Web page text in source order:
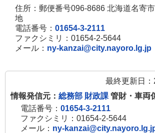
住所：郵便番号096-8686 北海道名寄
地
電話番号： 01654-3-2111
ファクシミリ：01654-2-5644
メール： ny-kanzai@city.nayoro.lg.jp
最終更新日
情報発信元： 総務部 財政課 管財・車両
電話番号： 01654-3-2111
ファクシミリ：01654-2-5644
メール： ny-